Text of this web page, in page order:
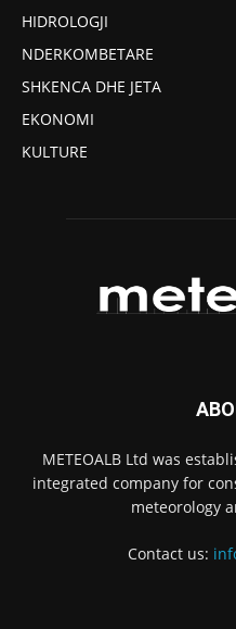
HIDROLOGJI
NDERKOMBETARE
SHKENCA DHE JETA
EKONOMI
KULTURE
METEOALB Ltd was
integrated company for
meteorology
Contact us: